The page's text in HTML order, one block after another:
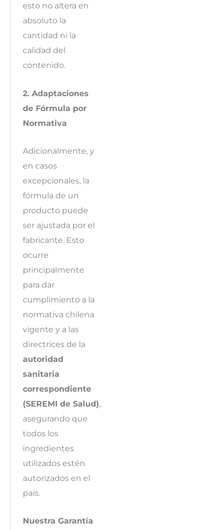
esto no altera en
absoluto la
cantidad ni la
calidad del
contenido.
2. Adaptaciones
de Fórmula por
Normativa
Adicionalmente, y
en casos
excepcionales, la
fórmula de un
producto puede
ser ajustada por el
fabricante. Esto
ocurre
principalmente
para dar
cumplimiento a la
normativa chilena
vigente y a las
directrices de la
autoridad
sanitaria
correspondiente
(SEREMI de Salud),
asegurando que
todos los
ingredientes
utilizados estén
autorizados en el
país.
Nuestra Garantía